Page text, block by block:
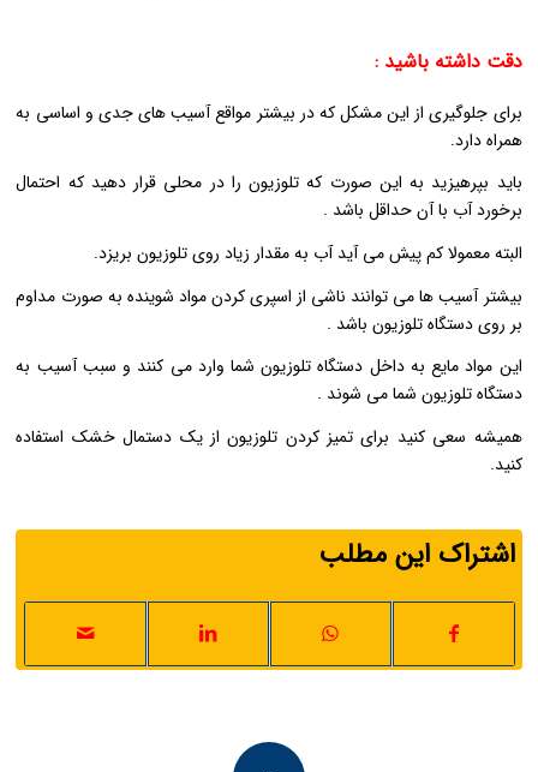
دقت داشته باشید :
برای جلوگیری از این مشکل که در بیشتر مواقع آسیب های جدی و اساسی به
همراه دارد.
باید بپرهیزید به این صورت که تلوزیون را در محلی قرار دهید که احتمال
برخورد آب با آن حداقل باشد .
البته معمولا کم پیش می آید آب به مقدار زیاد روی تلوزیون بریزد.
بیشتر آسیب ها می توانند ناشی از اسپری کردن مواد شوینده به صورت مداوم
بر روی دستگاه تلوزیون باشد .
این مواد مایع به داخل دستگاه تلوزیون شما وارد می کنند و سبب آسیب به
دستگاه تلوزیون شما می شوند .
همیشه سعی کنید برای تمیز کردن تلوزیون از یک دستمال خشک استفاده
کنید.
اشتراک این مطلب